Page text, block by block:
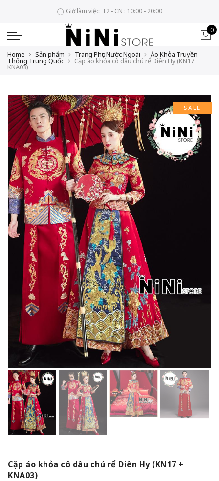
Giờ làm việc: T2 - CN : 10:00 - 20:00
0
Home Sản phẩm Trang Phục Nước Ngoài Áo Khỏa Truyền
Thống Trung Quốc Cặp áo khỏa cô dâu chú rể Diên Hy (KN17 +
KNA03)
SALE
Cặp áo khỏa cô dâu chú rể Diên Hy (KN17 +
KNA03)